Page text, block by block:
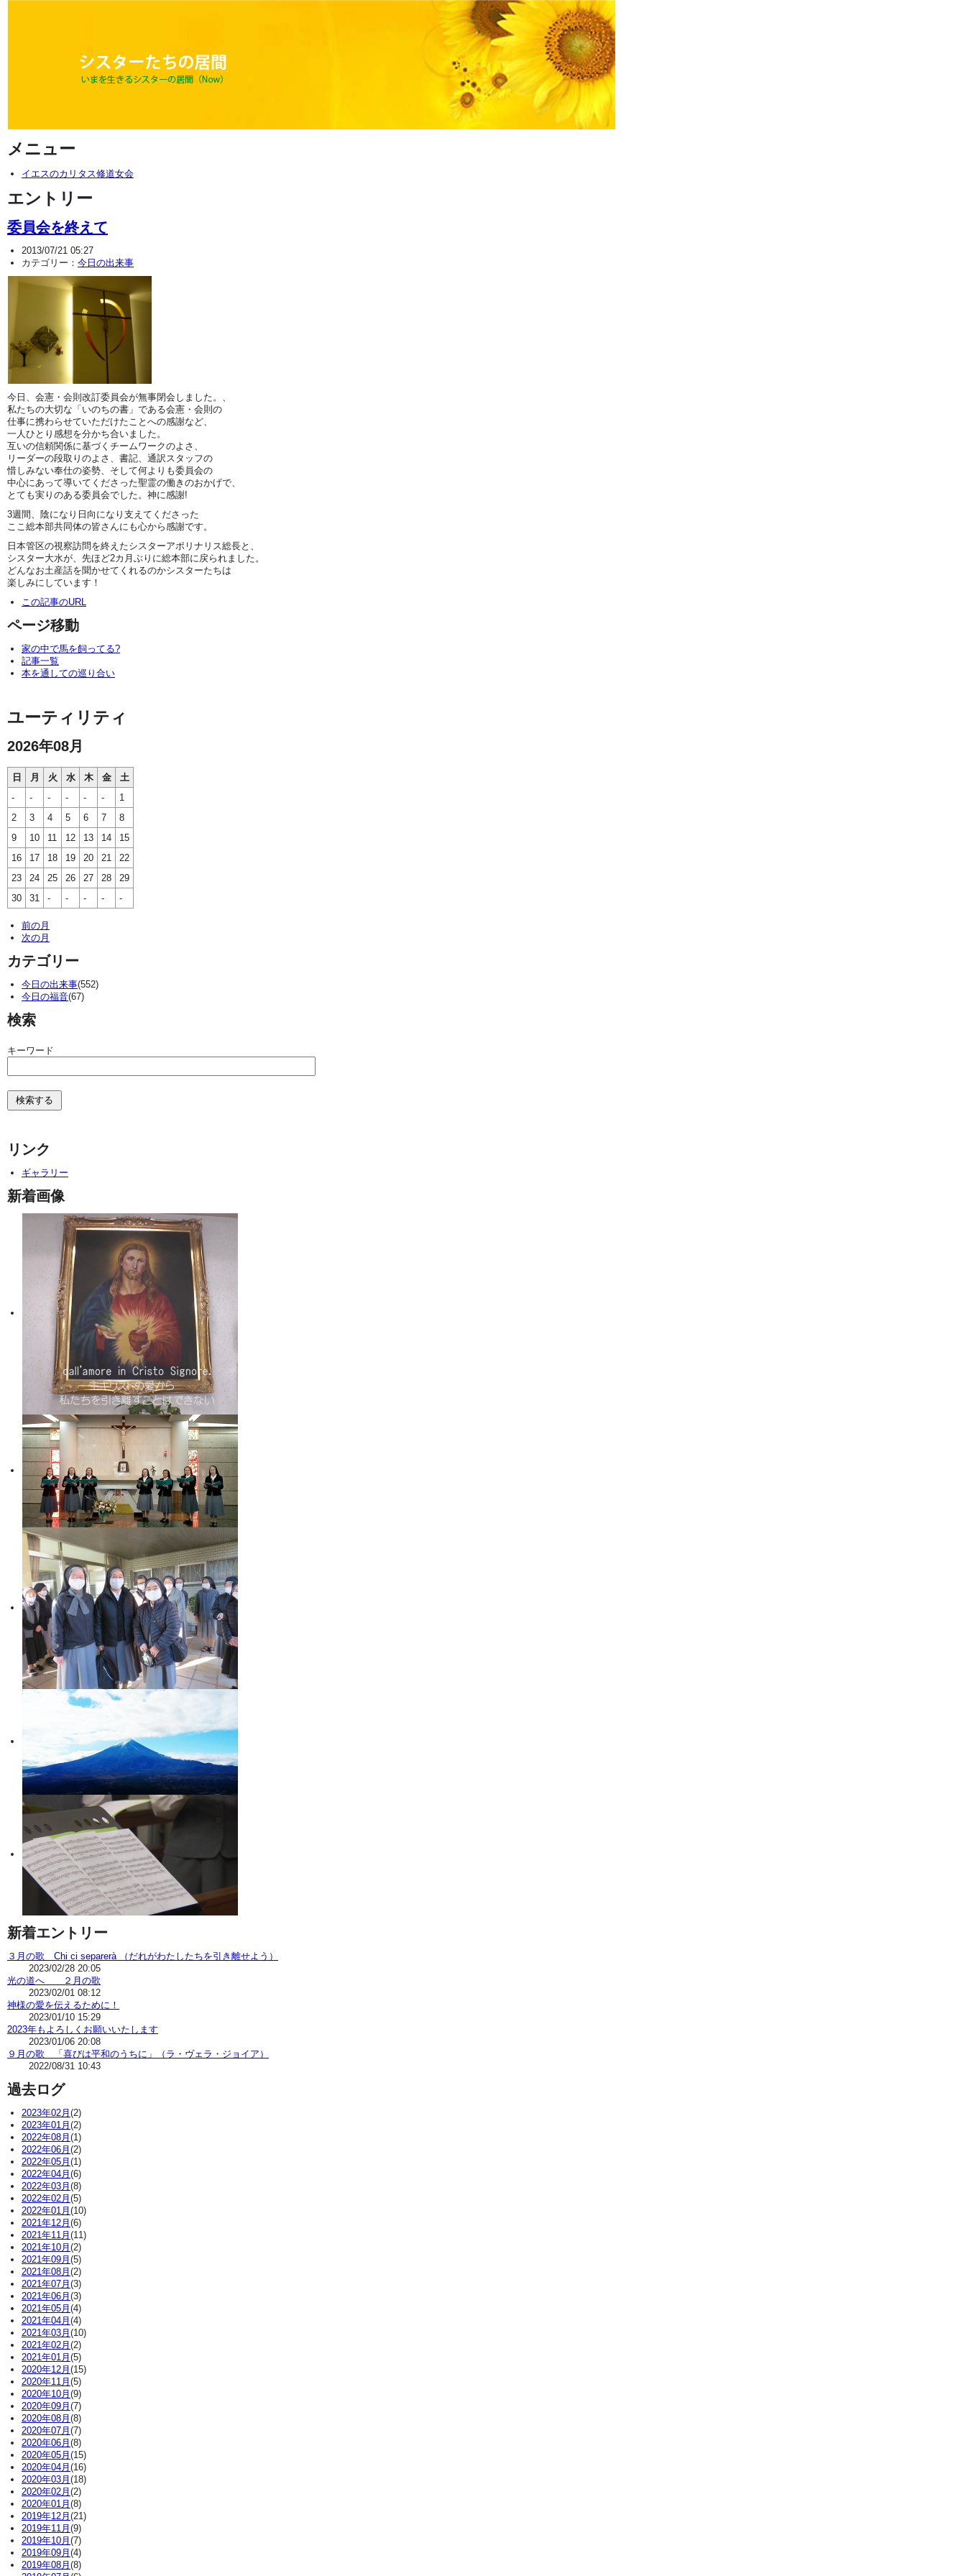
メニュー
イエスのカリタス修道女会
エントリー
委員会を終えて
2013/07/21 05:27
カテゴリー： 今日の出来事
今日、会憲・会則改訂委員会が無事閉会しました。、
私たちの大切な「いのちの書」である会憲・会則の
仕事に携わらせていただけたことへの感謝など、
一人ひとり感想を分かち合いました。
互いの信頼関係に基づくチームワークのよさ、
リーダーの段取りのよさ、書記、通訳スタッフの
惜しみない奉仕の姿勢、そして何よりも委員会の
中心にあって導いてくださった聖霊の働きのおかげで、
とても実りのある委員会でした。神に感謝!
3週間、陰になり日向になり支えてくださった
ここ総本部共同体の皆さんにも心から感謝です。
日本管区の視察訪問を終えたシスターアポリナリス総長と、
シスター大水が、先ほど2カ月ぶりに総本部に戻られました。
どんなお土産話を聞かせてくれるのかシスターたちは
楽しみにしています！
この記事のURL
ページ移動
家の中で馬を飼ってる?
記事一覧
本を通しての巡り合い
ユーティリティ
2026年08月
日 月 火 水 木 金
土
-
- - - - -
1
2
3 4 5 6 7
8
9
10 11 12 13 14
15
16
17 18 19 20 21
22
23
24 25 26 27 28
29
30
31 - - - - -
前の月
次の月
カテゴリー
今日の出来事(552)
今日の福音(67)
検索
キーワード
リンク
ギャラリー
新着画像
新着エントリー
３月の歌 Chi ci separerà （だれがわたしたちを引き離せよう）
2023/02/28 20:05
光の道へ ２月の歌
2023/02/01 08:12
神様の愛を伝えるために！
2023/01/10 15:29
2023年もよろしくお願いいたします
2023/01/06 20:08
９月の歌 「喜びは平和のうちに」（ラ・ヴェラ・ジョイア）
2022/08/31 10:43
過去ログ
2023年02月 (2)
2023年01月 (2)
2022年08月 (1)
2022年06月 (2)
2022年05月 (1)
2022年04月 (6)
2022年03月 (8)
2022年02月 (5)
2022年01月 (10)
2021年12月 (6)
2021年11月 (11)
2021年10月 (2)
2021年09月 (5)
2021年08月 (2)
2021年07月 (3)
2021年06月 (3)
2021年05月 (4)
2021年04月 (4)
2021年03月 (10)
2021年02月 (2)
2021年01月 (5)
2020年12月 (15)
2020年11月 (5)
2020年10月 (9)
2020年09月 (7)
2020年08月 (8)
2020年07月 (7)
2020年06月 (8)
2020年05月 (15)
2020年04月 (16)
2020年03月 (18)
2020年02月 (2)
2020年01月 (8)
2019年12月 (21)
2019年11月 (9)
2019年10月 (7)
2019年09月 (4)
2019年08月 (8)